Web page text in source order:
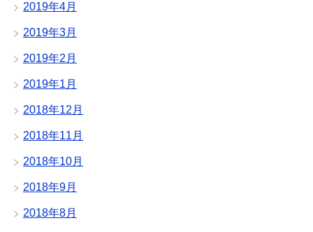
2019年4月
2019年3月
2019年2月
2019年1月
2018年12月
2018年11月
2018年10月
2018年9月
2018年8月